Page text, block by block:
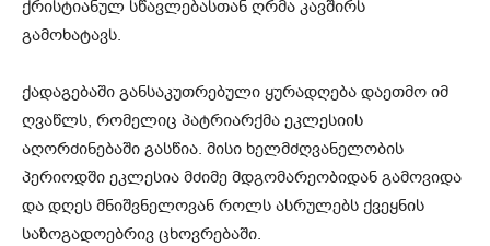
ქრისტიანულ სწავლებასთან ღრმა კავშირს
გამოხატავს.
ქადაგებაში განსაკუთრებული ყურადღება დაეთმო იმ
ღვაწლს, რომელიც პატრიარქმა ეკლესიის
აღორძინებაში გასწია. მისი ხელმძღვანელობის
პერიოდში ეკლესია მძიმე მდგომარეობიდან გამოვიდა
და დღეს მნიშვნელოვან როლს ასრულებს ქვეყნის
საზოგადოებრივ ცხოვრებაში.